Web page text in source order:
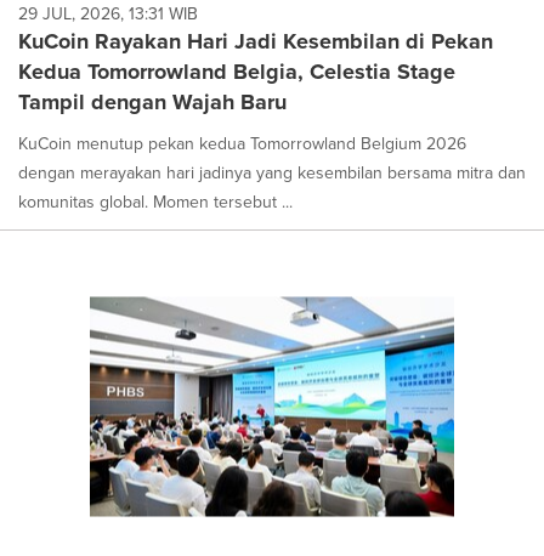
29 JUL, 2026, 13:31 WIB
KuCoin Rayakan Hari Jadi Kesembilan di Pekan
Kedua Tomorrowland Belgia, Celestia Stage
Tampil dengan Wajah Baru
KuCoin menutup pekan kedua Tomorrowland Belgium 2026
dengan merayakan hari jadinya yang kesembilan bersama mitra dan
komunitas global. Momen tersebut ...